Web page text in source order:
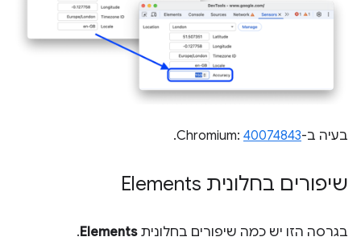
בעיה ב-Chromium:40074843
.
שיפורים בחלונית Elements
בגרסה הזו יש כמה שיפורים בחלוניתElements
.